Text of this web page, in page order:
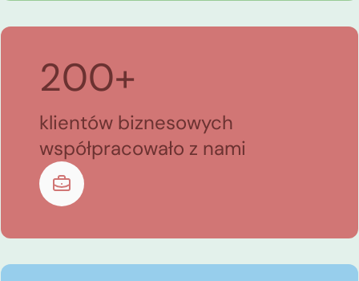
200+
klientów biznesowych
współpracowało z nami